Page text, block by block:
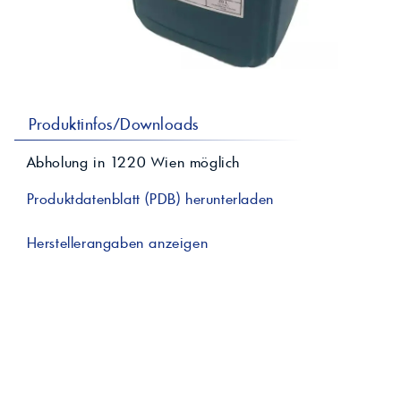
professionelle
Produktinfos/Downloads
Abholung in 1220 Wien möglich
Produktdatenblatt (PDB) herunterladen
Herstellerangaben anzeigen